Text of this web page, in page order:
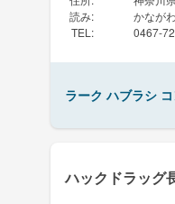
読み:
かなが
TEL : 0467-
ラーク ハブラシ
ハックドラッグ